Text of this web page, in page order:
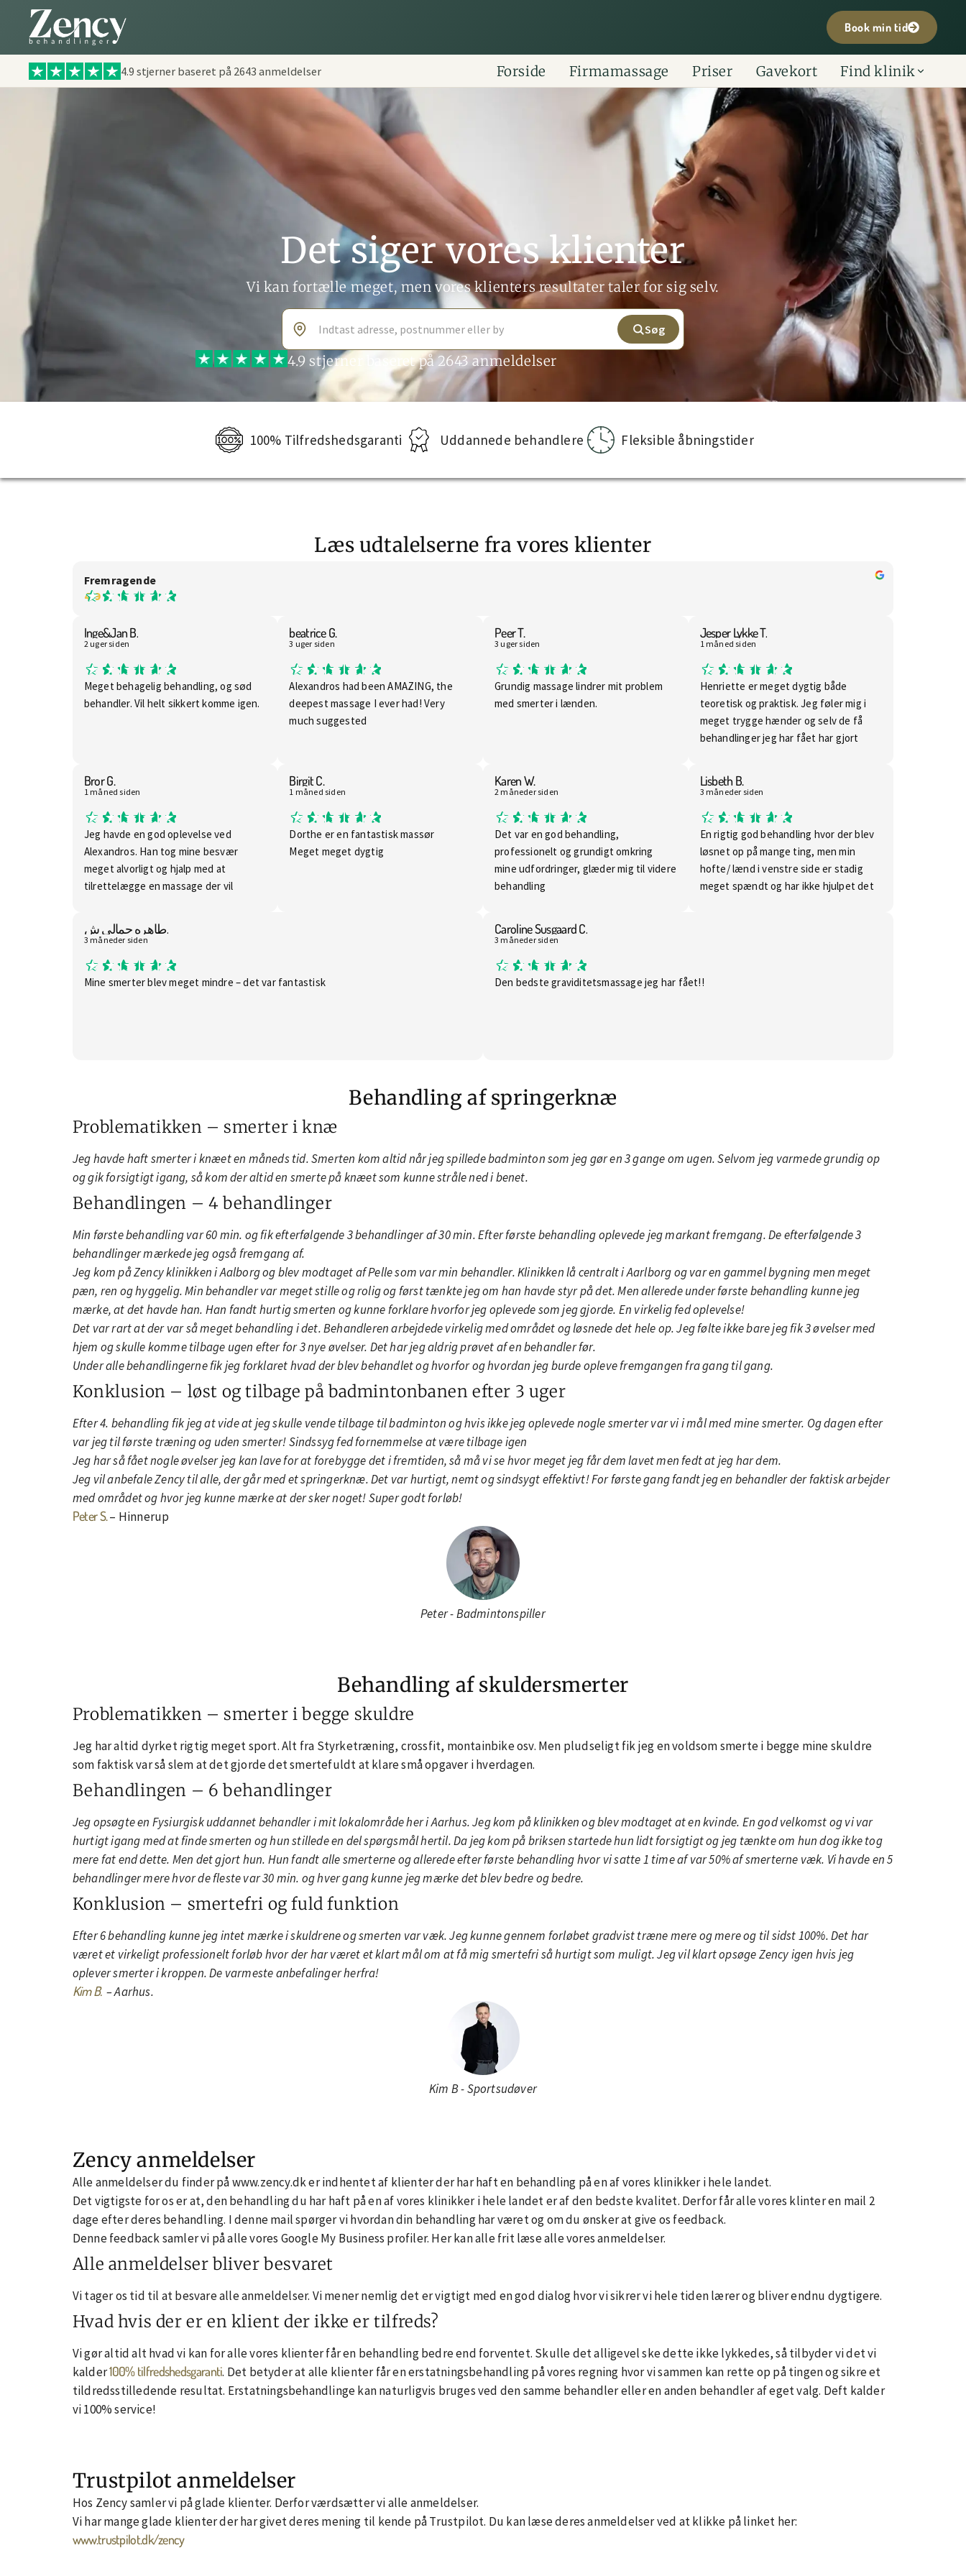
Book min tid
4.9 stjerner baseret på 2643 anmeldelser Forside Firmamassage Priser Gavekort Find klinik
Det siger vores klienter
Vi kan fortælle meget, men vores klienters resultater taler for sig selv.
Søg
4.9 stjerner baseret på 2643 anmeldelser
100% Tilfredshedsgaranti Uddannede behandlere Fleksible åbningstider
Læs udtalelserne fra vores klienter
Fremragende
4.9
Inge&Jan B.
2 uger siden
Meget behagelig behandling, og sød
behandler. Vil helt sikkert komme igen.
beatrice G.
3 uger siden
Alexandros had been AMAZING, the
deepest massage I ever had! Very
much suggested
Peer T.
3 uger siden
Grundig massage lindrer mit problem
med smerter i lænden.
Jesper Lykke T.
1 måned siden
Henriette er meget dygtig både
teoretisk og praktisk. Jeg føler mig i
meget trygge hænder og selv de få
behandlinger jeg har fået har gjort
afhængig 😊
Bror G.
1 måned siden
Jeg havde en god oplevelse ved
Alexandros. Han tog mine besvær
meget alvorligt og hjalp med at
tilrettelægge en massage der vil
og man kan mærke han kan lide sit job.
Han fortælte mig hvorfor han
mig øvelser og tricks til hjælp der
hjemme.
Birgit C.
1 måned siden
Dorthe er en fantastisk massør
Meget meget dygtig
Karen W.
2 måneder siden
Det var en god behandling,
professionelt og grundigt omkring
mine udfordringer, glæder mig til videre
behandling
Lisbeth B.
3 måneder siden
En rigtig god behandling hvor der blev
løsnet op på mange ting, men min
hofte/ lænd i venstre side er stadig
meget spændt og har ikke hjulpet det
طاهره جمالی ش.
3 måneder siden
Mine smerter blev meget mindre – det var fantastisk
Caroline Susgaard C.
3 måneder siden
Den bedste graviditetsmassage jeg har fået!!
Behandling af springerknæ
Problematikken – smerter i knæ
Jeg havde haft smerter i knæet en måneds tid. Smerten kom altid når jeg spillede badminton som jeg gør en 3 gange om ugen. Selvom jeg varmede grundig op
og gik forsigtigt igang, så kom der altid en smerte på knæet som kunne stråle ned i benet.
Behandlingen – 4 behandlinger
Min første behandling var 60 min. og fik efterfølgende 3 behandlinger af 30 min. Efter første behandling oplevede jeg markant fremgang. De efterfølgende 3
behandlinger mærkede jeg også fremgang af.
Jeg kom på Zency klinikken i Aalborg og blev modtaget af Pelle som var min behandler. Klinikken lå centralt i Aarlborg og var en gammel bygning men meget
pæn, ren og hyggelig. Min behandler var meget stille og rolig og først tænkte jeg om han havde styr på det. Men allerede under første behandling kunne jeg
mærke, at det havde han. Han fandt hurtig smerten og kunne forklare hvorfor jeg oplevede som jeg gjorde. En virkelig fed oplevelse!
Det var rart at der var så meget behandling i det. Behandleren arbejdede virkelig med området og løsnede det hele op. Jeg følte ikke bare jeg fik 3 øvelser med
hjem og skulle komme tilbage ugen efter for 3 nye øvelser. Det har jeg aldrig prøvet af en behandler før.
Under alle behandlingerne fik jeg forklaret hvad der blev behandlet og hvorfor og hvordan jeg burde opleve fremgangen fra gang til gang.
Konklusion – løst og tilbage på badmintonbanen efter 3 uger
Efter 4. behandling fik jeg at vide at jeg skulle vende tilbage til badminton og hvis ikke jeg oplevede nogle smerter var vi i mål med mine smerter. Og dagen efter
var jeg til første træning og uden smerter! Sindssyg fed fornemmelse at være tilbage igen
Jeg har så fået nogle øvelser jeg kan lave for at forebygge det i fremtiden, så må vi se hvor meget jeg får dem lavet men fedt at jeg har dem.
Jeg vil anbefale Zency til alle, der går med et springerknæ. Det var hurtigt, nemt og sindsygt effektivt! For første gang fandt jeg en behandler der faktisk arbejder
med området og hvor jeg kunne mærke at der sker noget! Super godt forløb!
Peter S.– Hinnerup
Peter - Badmintonspiller
Behandling af skuldersmerter
Problematikken – smerter i begge skuldre
Jeg har altid dyrket rigtig meget sport. Alt fra Styrketræning, crossfit, montainbike osv. Men pludseligt fik jeg en voldsom smerte i begge mine skuldre
som faktisk var så slem at det gjorde det smertefuldt at klare små opgaver i hverdagen.
Behandlingen – 6 behandlinger
Jeg opsøgte en Fysiurgisk uddannet behandler i mit lokalområde her i Aarhus. Jeg kom på klinikken og blev modtaget at en kvinde. En god velkomst og vi var
hurtigt igang med at finde smerten og hun stillede en del spørgsmål hertil. Da jeg kom på briksen startede hun lidt forsigtigt og jeg tænkte om hun dog ikke tog
mere fat end dette. Men det gjort hun. Hun fandt alle smerterne og allerede efter første behandling hvor vi satte 1 time af var 50% af smerterne væk. Vi havde en 5
behandlinger mere hvor de fleste var 30 min. og hver gang kunne jeg mærke det blev bedre og bedre.
Konklusion – smertefri og fuld funktion
Efter 6 behandling kunne jeg intet mærke i skuldrene og smerten var væk. Jeg kunne gennem forløbet gradvist træne mere og mere og til sidst 100%. Det har
været et virkeligt professionelt forløb hvor der har været et klart mål om at få mig smertefri så hurtigt som muligt. Jeg vil klart opsøge Zency igen hvis jeg
oplever smerter i kroppen. De varmeste anbefalinger herfra!
Kim B.– Aarhus.
Kim B - Sportsudøver
Zency anmeldelser
Alle anmeldelser du finder på www.zency.dk er indhentet af klienter der har haft en behandling på en af vores klinikker i hele landet.
Det vigtigste for os er at, den behandling du har haft på en af vores klinikker i hele landet er af den bedste kvalitet. Derfor får alle vores klinter en mail 2
dage efter deres behandling. I denne mail spørger vi hvordan din behandling har været og om du ønsker at give os feedback.
Denne feedback samler vi på alle vores Google My Business profiler. Her kan alle frit læse alle vores anmeldelser.
Alle anmeldelser bliver besvaret
Vi tager os tid til at besvare alle anmeldelser. Vi mener nemlig det er vigtigt med en god dialog hvor vi sikrer vi hele tiden lærer og bliver endnu dygtigere.
Hvad hvis der er en klient der ikke er tilfreds?
Vi gør altid alt hvad vi kan for alle vores klienter får en behandling bedre end forventet. Skulle det alligevel ske dette ikke lykkedes, så tilbyder vi det vi
kalder100% tilfredshedsgaranti. Det betyder at alle klienter får en erstatningsbehandling på vores regning hvor vi sammen kan rette op på tingen og sikre et
tildredsstilledende resultat. Erstatningsbehandlinge kan naturligvis bruges ved den samme behandler eller en anden behandler af eget valg. Deft kalder
vi 100% service!
Trustpilot anmeldelser
Hos Zency samler vi på glade klienter. Derfor værdsætter vi alle anmeldelser.
Vi har mange glade klienter der har givet deres mening til kende på Trustpilot. Du kan læse deres anmeldelser ved at klikke på linket her:
www.trustpilot.dk/zency